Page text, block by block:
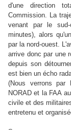
d'une direction
Commission. La
venant par le sud-
minutes), alors
par la nord-ouest.
arrive donc par une
depuis son
est bien un écho
(Nous verrons
NORAD et la FAA
civile et des
entretenu et